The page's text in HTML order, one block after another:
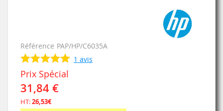
Référence PAP/HP/C6035A
1 avis
Prix Spécial
31,84 €
HT:26,53€